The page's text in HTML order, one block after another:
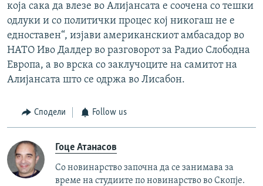
која сака да влезе во Алијансата е соочена со тешки
одлуки и со политички процес кој никогаш не е
едноставен“, изјави американскиот амбасадор во
НАТО Иво Далдер во разговорот за Радио Слободна
Европа, а во врска со заклучоците на самитот на
Алијансата што се одржа во Лисабон.
Сподели Follow us
Гоце Атанасов
Со новинарство започна да се занимава за
време на студиите по новинарство во Скопје.